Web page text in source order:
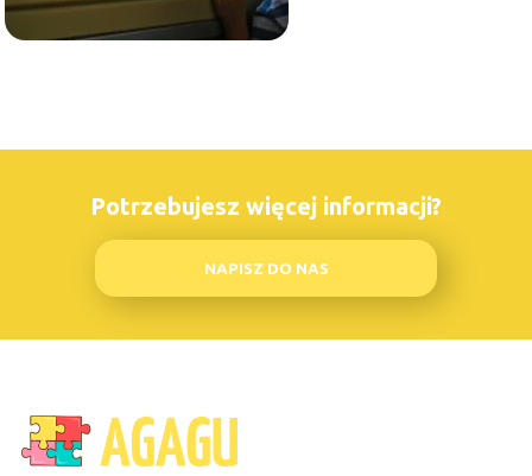
Potrzebujesz więcej informacji?
NAPISZ DO NAS